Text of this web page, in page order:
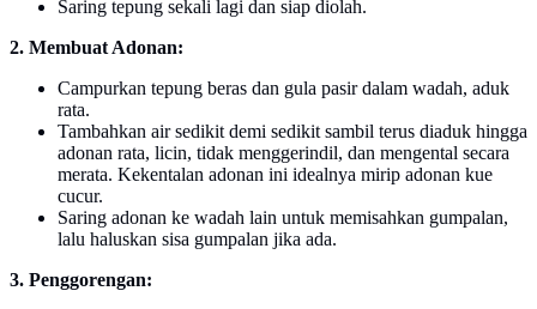
Saring tepung sekali lagi dan siap diolah.
2. Membuat Adonan:
Campurkan tepung beras dan gula pasir dalam wadah, aduk
rata.
Tambahkan air sedikit demi sedikit sambil terus diaduk hingga
adonan rata, licin, tidak menggerindil, dan mengental secara
merata. Kekentalan adonan ini idealnya mirip adonan kue
cucur.
Saring adonan ke wadah lain untuk memisahkan gumpalan,
lalu haluskan sisa gumpalan jika ada.
3. Penggorengan: